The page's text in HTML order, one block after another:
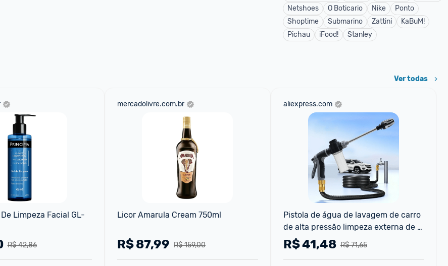
Netshoes
O Boticario Nike
Ponto
Shoptime
Submarino Zattini
KaBuM!
Pichau
iFood! Stanley
Ver todas
Limpeza Facial GL-
R$ 42,86
mercadolivre.com.br
Licor Amarula Cream 750ml
R$ 159,00
R$87,99
aliexpress.com
Pistola de água de lavagem de carro
de alta pressão limpeza externa de
rv limpeza de chaleira de espuma
bico de man
R$ 71,65
R$41,48